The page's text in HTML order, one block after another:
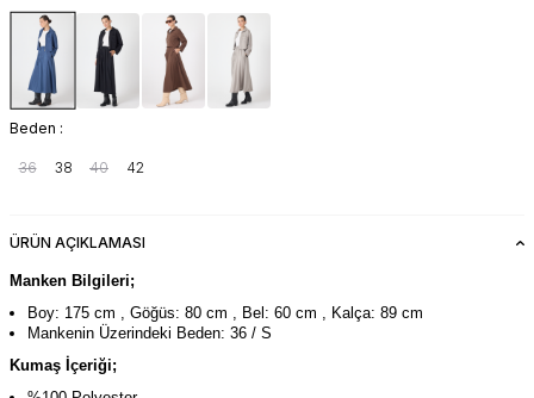
Beden :
36 38 40 42
ÜRÜN AÇIKLAMASI
Manken Bilgileri;
Boy: 175 cm , Göğüs: 80 cm , Bel: 60 cm , Kalça: 89 cm
Mankenin Üzerindeki Beden: 36 / S
Kumaş İçeriği;